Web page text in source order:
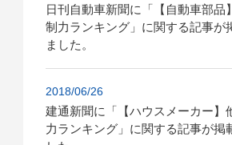
日刊自動車新聞に「【自動車部品
制力ランキング」に関する記事が
ました。
2018/06/26
建通新聞に「【ハウスメーカー】
力ランキング」に関する記事が掲